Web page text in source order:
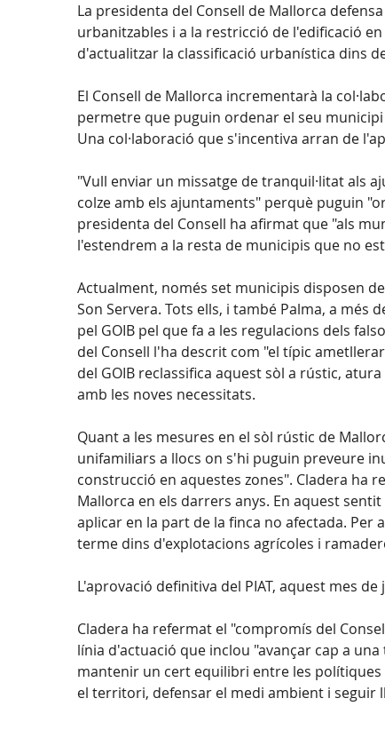
La presidenta del Consell de Mallorca
urbanitzables i a la restricció de l'edificació
d'actualitzar la classificació urbanística dins
El Consell de Mallorca incrementarà la
permetre que puguin ordenar el seu
Una col·laboració que s'incentiva arran de
"Vull enviar un missatge de tranquil·litat als
colze amb els ajuntaments" perquè puguin
presidenta del Consell ha afirmat que "als
l'estendrem a la resta de municipis que no
Actualment, només set municipis disposen
Son Servera. Tots ells, i també Palma, a
pel GOIB pel que fa a les regulacions dels
del Consell l'ha descrit com "el típic
del GOIB reclassifica aquest sòl a rústic,
amb les noves necessitats.
Quant a les mesures en el sòl rústic de
unifamiliars a llocs on s'hi puguin preveure
construcció en aquestes zones". Cladera ha
Mallorca en els darrers anys. En aquest
aplicar en la part de la finca no afectada.
terme dins d'explotacions agrícoles i
L'aprovació definitiva del PIAT, aquest mes de
Cladera ha refermat el "compromís del
línia d'actuació que inclou "avançar cap a
mantenir un cert equilibri entre les polítiques
el territori, defensar el medi ambient i seguir